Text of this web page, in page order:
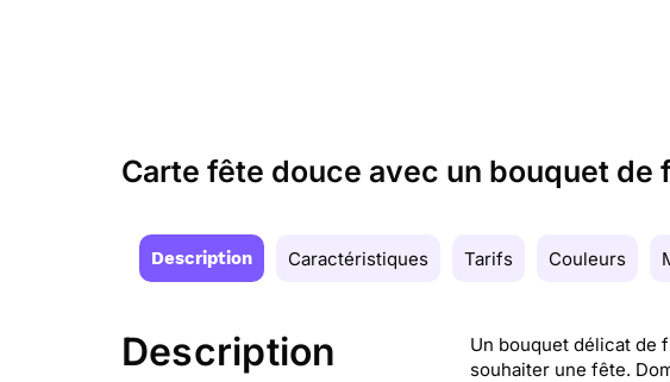
Carte fête douce avec un bouquet de
Description Caractéristiques Tarifs Couleurs
Description
Un bouquet délicat de
souhaiter une fête.